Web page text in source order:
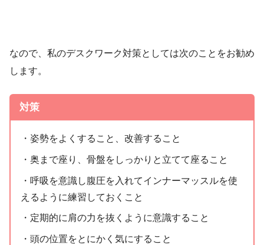
なので、私のデスクワーク対策としては次のことをお勧め
します。
対策
・姿勢をよくすること、改善すること
・奥まで座り、骨盤をしっかりと立てて座ること
・呼吸を意識し腹圧を入れてインナーマッスルを使
えるように練習しておくこと
・定期的に肩の力を抜くように意識すること
・頭の位置をとにかく気にすること